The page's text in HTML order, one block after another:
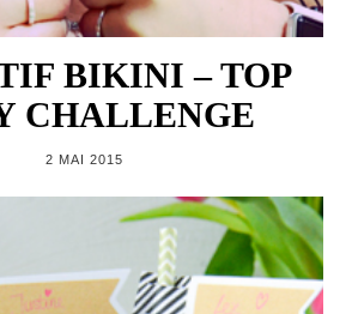
BIKINI – TOP
CHALLENGE
2 MAI 2015